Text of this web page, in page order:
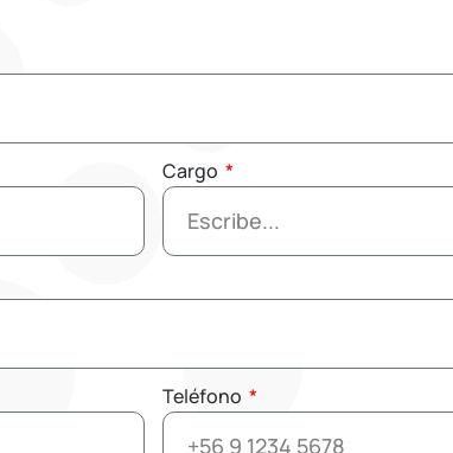
Cargo
Teléfono